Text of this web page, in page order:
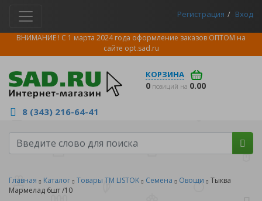
Регистрация Вход
ВНИМАНИЕ ! С 1 марта 2024 года оформление заказов ОПТОМ на
сайте opt.sad.ru
КОРЗИНА
0 позиций на 0.00
8 (343) 216-64-41
Главная Каталог Товары ТМ LISTOK Семена Овощи
Тыква
Мармелад 6шт /10